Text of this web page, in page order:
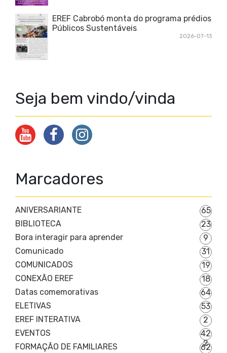
EREF Cabrobó monta do programa prédios
Públicos Sustentáveis
2026-07-13
Seja bem vindo/vinda
Marcadores
ANIVERSARIANTE
65
BIBLIOTECA
23
Bora interagir para aprender
9
Comunicado
31
COMUNICADOS
19
CONEXÃO EREF
18
Datas comemorativas
64
ELETIVAS
53
EREF INTERATIVA
2
EVENTOS
42
2
FORMAÇÃO DE FAMILIARES
62